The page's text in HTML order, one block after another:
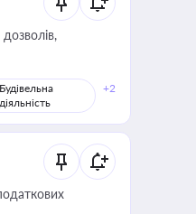
Будівельна
діяльність
+2